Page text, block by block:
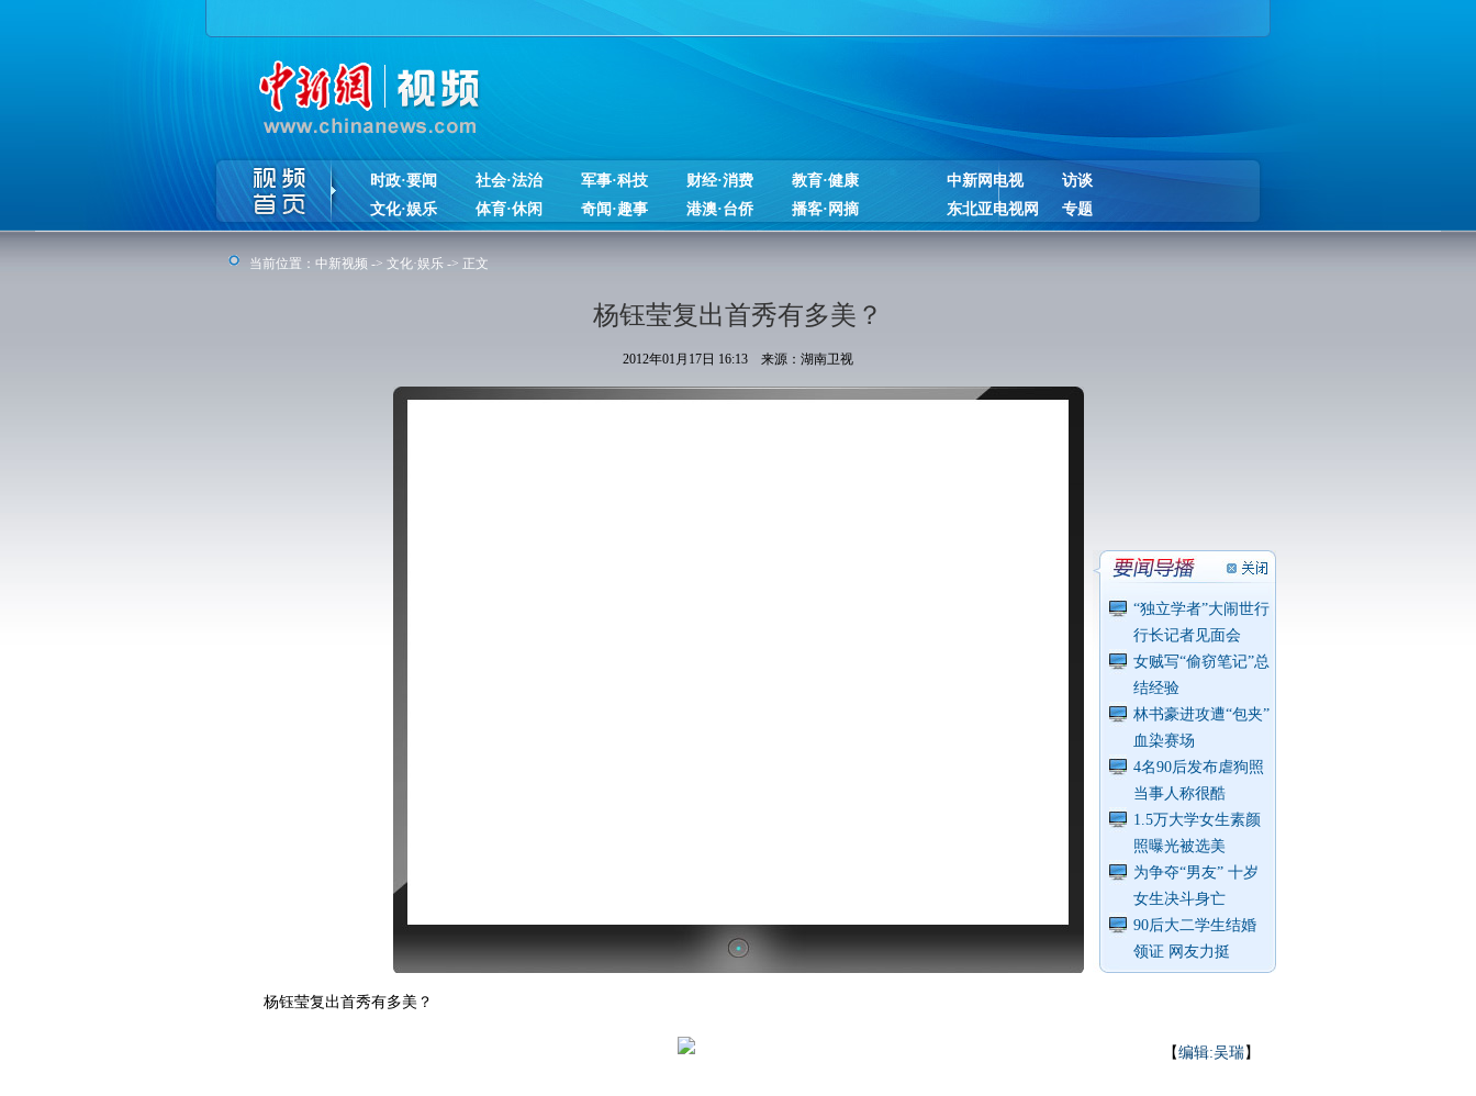
时政·要闻 社会·法治 军事·科技 财经·消费
教育·健康
文化·娱乐
体育·休闲 奇闻·趣事 港澳·台侨 播客·网摘
中新网电视
访谈
东北亚电视网
专题
当前位置： 中新视频 -> 文化·娱乐 -> 正文
杨钰莹复出首秀有多美？
2012年01月17日 16:13 来源：湖南卫视
“独立学者”大闹世行
行长记者见面会
女贼写“偷窃笔记”总
结经验
林书豪进攻遭“包夹”
血染赛场
4名90后发布虐狗照
当事人称很酷
1.5万大学女生素颜
照曝光被选美
为争夺“男友” 十岁
女生决斗身亡
90后大二学生结婚
领证 网友力挺
杨钰莹复出首秀有多美？
【编辑:吴瑞】